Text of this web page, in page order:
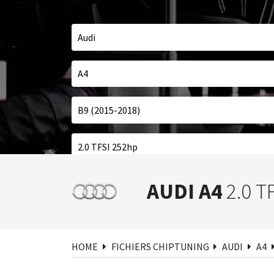
AUDI A42.0
HOME FICHIERS CHIPTUNING AUDI A4